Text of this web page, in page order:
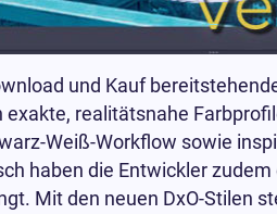
und Kauf
realitätsnahe
Weiß-Workflow sowie
haben die Entwickler
Mit den neuen DxO-Stilen